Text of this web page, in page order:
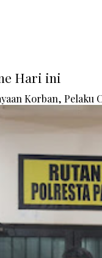
Hari ini
Korban, Pelaku